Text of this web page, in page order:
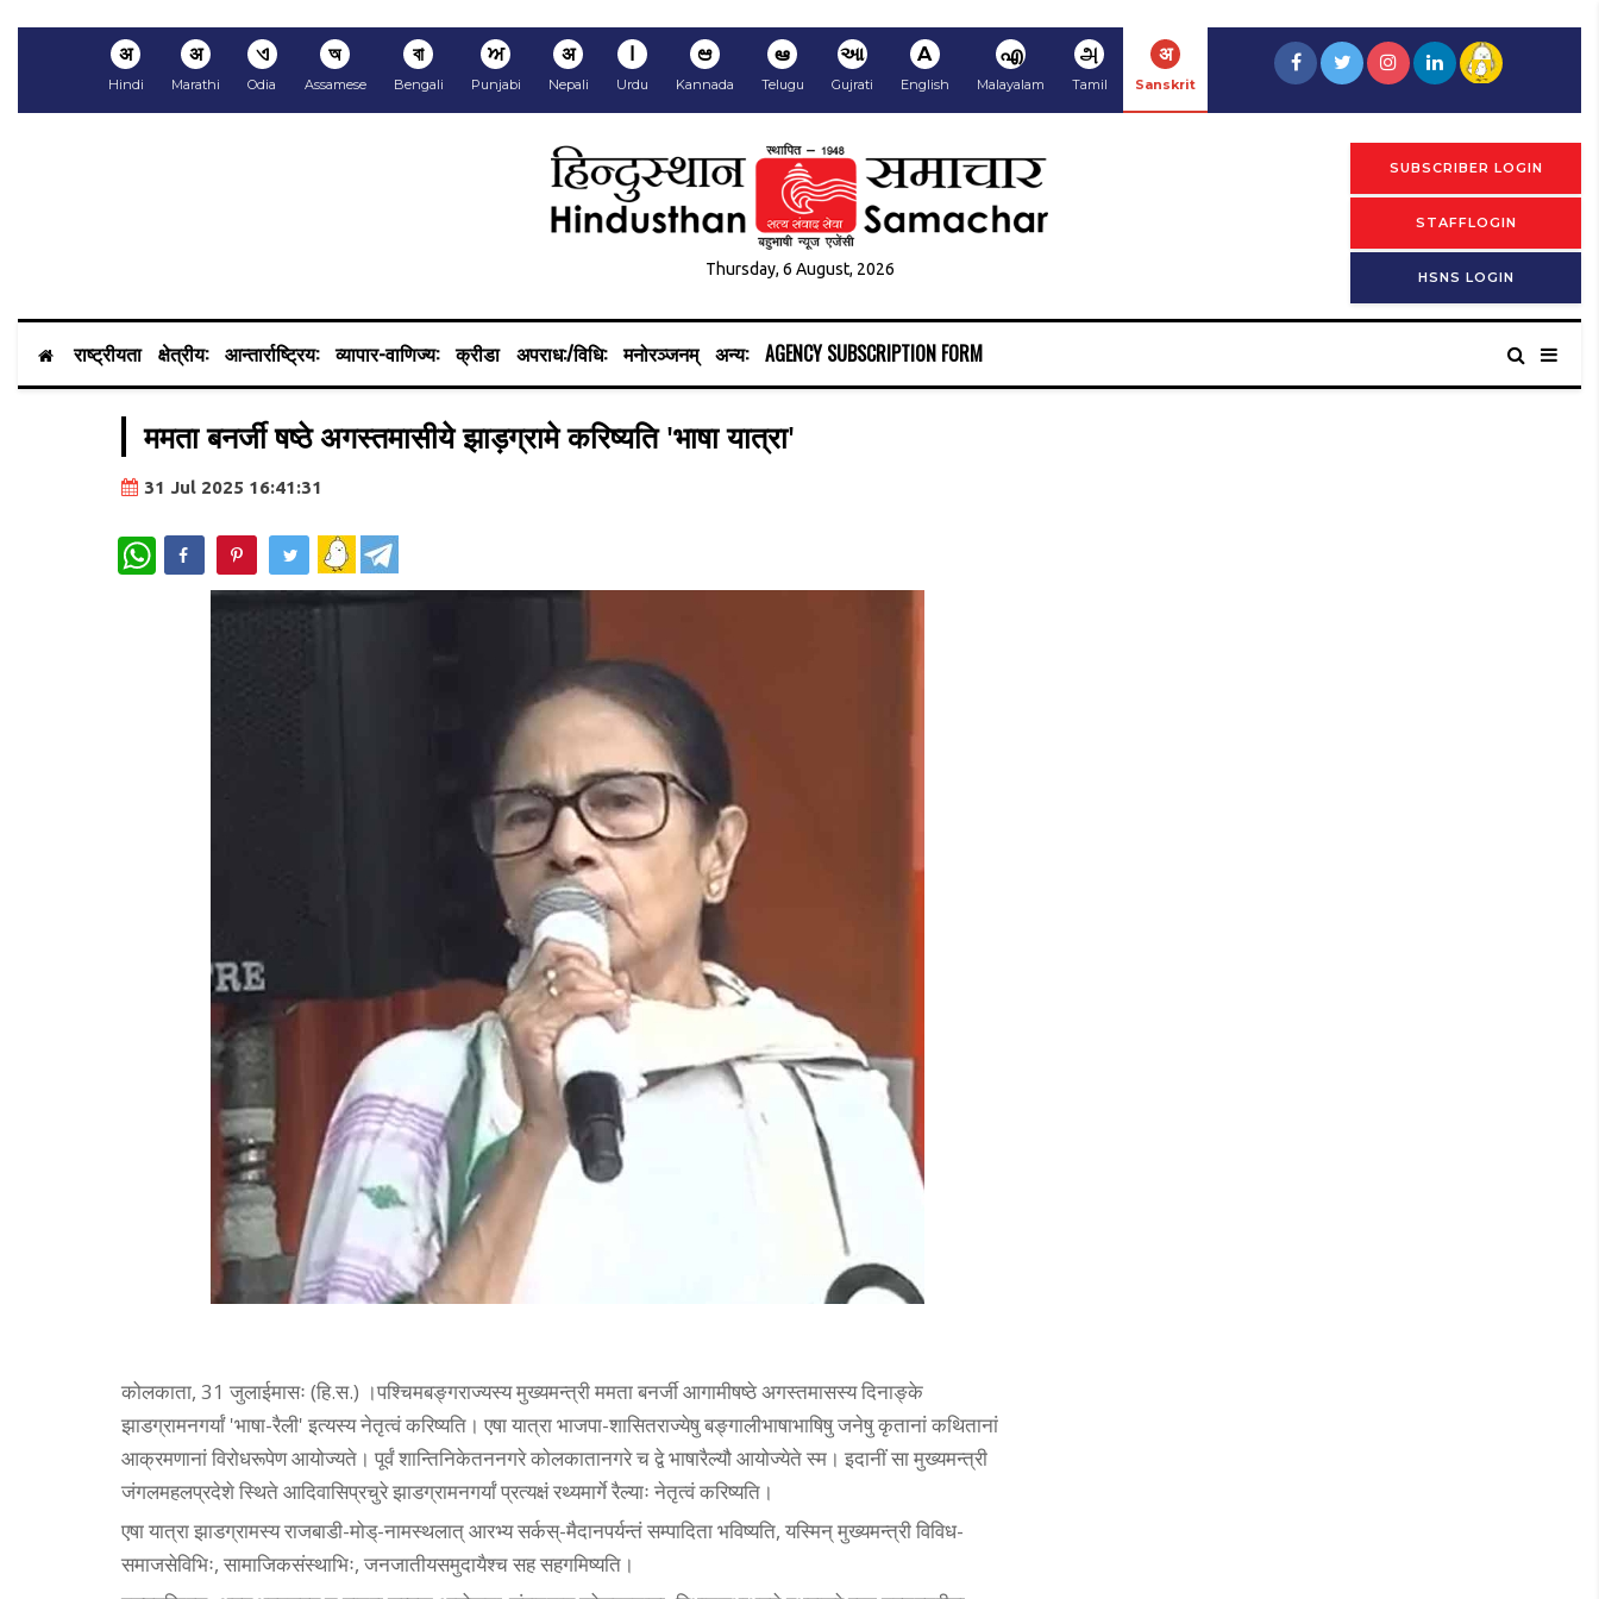
अ
Hindi
अ
Marathi
ଏ
Odia
অ
Assamese
বা
Bengali
ਅ
Punjabi
अ
Nepali
ا
Urdu
ಆ
Kannada
ఆ
Telugu
આ
Gujrati
A
English
എ
Malayalam
அ
Tamil
अ
Sanskrit
Thursday, 6 August, 2026
SUBSCRIBER LOGIN
STAFFLOGIN
HSNS LOGIN
राष्ट्रीयता क्षेत्रीय: आन्तार्राष्ट्रिय: व्यापार-वाणिज्य: क्रीडा अपराध:/विधि: मनोरञ्जनम् अन्य: AGENCY SUBSCRIPTION FORM
ममता बनर्जी षष्ठे अगस्तमासीये झाड़ग्रामे करिष्यति 'भाषा यात्रा'
31 Jul 2025 16:41:31
WhatsApp
कोलकाता, 31 जुलाईमासः (हि.स.) ।पश्चिमबङ्गराज्यस्य मुख्यमन्त्री ममता बनर्जी आगामीषष्ठे अगस्तमासस्य दिनाङ्के
झाडग्रामनगर्यां 'भाषा-रैली' इत्यस्य नेतृत्वं करिष्यति। एषा यात्रा भाजपा-शासितराज्येषु बङ्गालीभाषाभाषिषु जनेषु कृतानां कथितानां
आक्रमणानां विरोधरूपेण आयोज्यते। पूर्वं शान्तिनिकेतननगरे कोलकातानगरे च द्वे भाषारैल्यौ आयोज्येते स्म। इदानीं सा मुख्यमन्त्री
जंगलमहलप्रदेशे स्थिते आदिवासिप्रचुरे झाडग्रामनगर्यां प्रत्यक्षं रथ्यमार्गे रैल्याः नेतृत्वं करिष्यति।
एषा यात्रा झाडग्रामस्य राजबाडी-मोड्-नामस्थलात् आरभ्य सर्कस्-मैदानपर्यन्तं सम्पादिता भविष्यति, यस्मिन् मुख्यमन्त्री विविध-
समाजसेविभिः, सामाजिकसंस्थाभिः, जनजातीयसमुदायैश्च सह सहगमिष्यति।